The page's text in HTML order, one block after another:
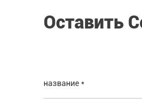
Оставить
название *